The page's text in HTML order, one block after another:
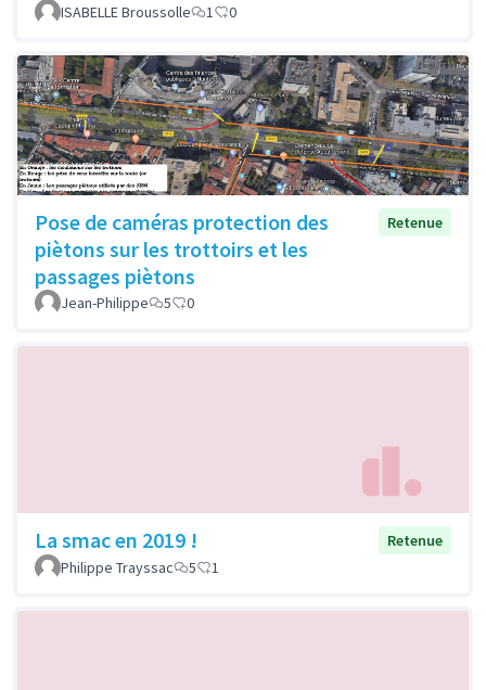
ISABELLE Broussolle 1 0
Pose de caméras protection des
piètons sur les trottoirs et les
passages piètons
Retenue
Jean-Philippe 5 0
La smac en 2019 !
Retenue
Philippe Trayssac
5 1